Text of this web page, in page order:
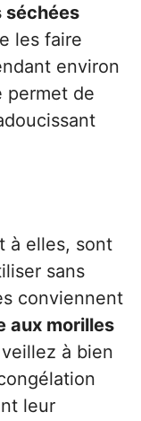
séchées
les faire
environ
permet de
à elles, sont
sans
conviennent
aux morilles
à bien
leur